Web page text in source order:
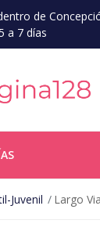
de
a 7 días
Juvenil Largo